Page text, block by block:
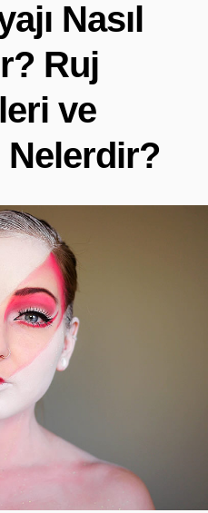
Nasıl
Ruj
ve